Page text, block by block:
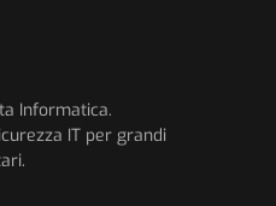
Informatica.
IT per grandi